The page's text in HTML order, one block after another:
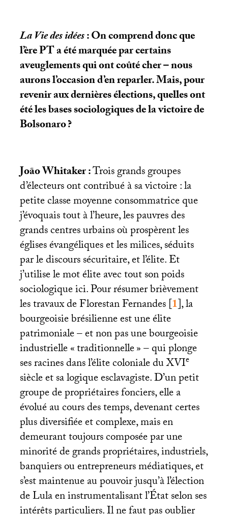
La Vie des idées: On comprend donc que
l’èrePTa été marquée par certains
aveuglements qui ont coûté cher – nous
aurons l’occasion d’en reparler. Mais, pour
revenir aux dernières élections, quelles ont
été les bases sociologiques de la victoire de
Bolsonaro?
João Whitaker :Trois grands groupes
d’électeurs ont contribué à sa victoire : la
petite classe moyenne consommatrice que
j’évoquais tout à l’heure, les pauvres des
grands centres urbains où prospèrent les
églises évangéliques et les milices, séduits
par le discours sécuritaire, et l’élite. Et
j’utilise le mot élite avec tout son poids
sociologique ici. Pour résumer brièvement
les travaux de Florestan Fernandes[1], la
bourgeoisie brésilienne est une élite
patrimoniale – et non pas une bourgeoisie
industrielle «traditionnelle» – qui plonge
ses racines dans l’élite coloniale duXVIe
siècle et sa logique esclavagiste. D’un petit
groupe de propriétaires fonciers, elle a
évolué au cours des temps, devenant certes
plus diversifiée et complexe, mais en
demeurant toujours composée par une
minorité de grands propriétaires, industriels,
banquiers ou entrepreneurs médiatiques, et
s’est maintenue au pouvoir jusqu’à l’élection
de Lula en instrumentalisant l’État selon ses